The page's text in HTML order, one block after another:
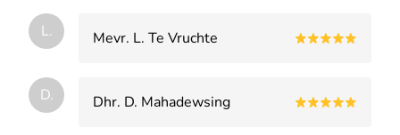
L. Mevr. L. Te Vruchte
D. Dhr. D. Mahadewsing